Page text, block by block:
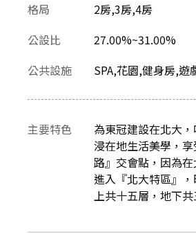
格局
2房,3房,4房
公設比
27.00%~31.00%
公共設施 SPA,花園,健身房,
主要特色
為東冠建設在北大
浸在地生活美學，
路』交會點，因為
進入『北大特區』
上共十五層，地下